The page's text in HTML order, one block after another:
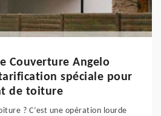
Couverture Angelo
spéciale pour
de toiture
? C’est une opération lourde